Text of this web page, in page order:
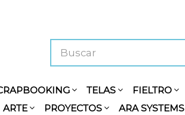
TELAS FIELTRO
ARTE PROYECTOS ARA SYSTEMS